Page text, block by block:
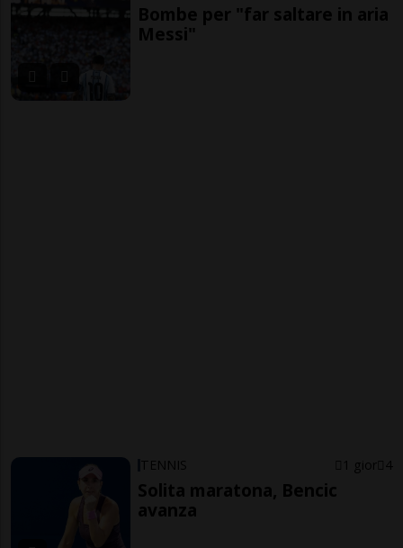
Bombe per "far saltare in aria
Messi"
TENNIS 1 gior 4
Solita maratona, Bencic
avanza